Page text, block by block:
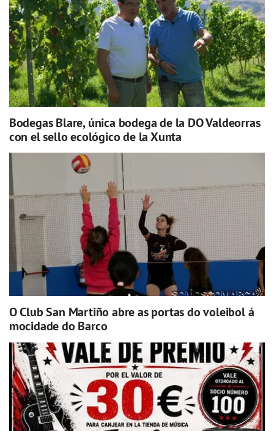
Bodegas Blare, única bodega de la DO Valdeorras
con el sello ecológico de la Xunta
O Club San Martiño abre as portas do voleibol á
mocidade do Barco